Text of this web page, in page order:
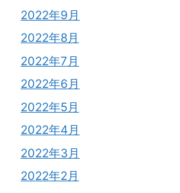
2022年9月
2022年8月
2022年7月
2022年6月
2022年5月
2022年4月
2022年3月
2022年2月